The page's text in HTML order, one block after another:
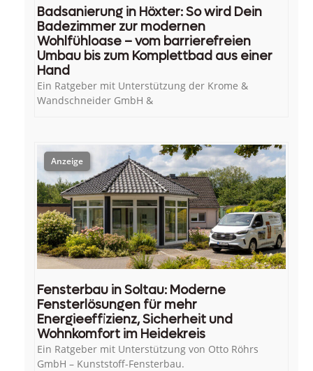
Badsanierung in Höxter: So wird Dein
Badezimmer zur modernen
Wohlfühloase – vom barrierefreien
Umbau bis zum Komplettbad aus einer
Hand
Ein Ratgeber mit Unterstützung der Krome &
Wandschneider GmbH &
Fensterbau in Soltau: Moderne
Fensterlösungen für mehr
Energieeffizienz, Sicherheit und
Wohnkomfort im Heidekreis
Ein Ratgeber mit Unterstützung von Otto Röhrs
GmbH – Kunststoff-Fensterbau.